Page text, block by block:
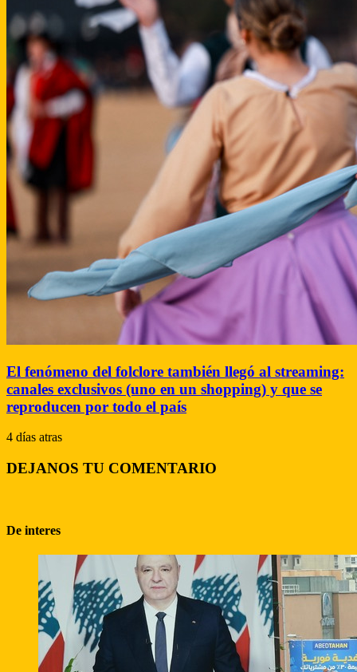
El fenómeno del folclore también llegó al streaming:
canales exclusivos (uno en un shopping) y que se
reproducen por todo el país
4 días atras
DEJANOS TU COMENTARIO
De interes